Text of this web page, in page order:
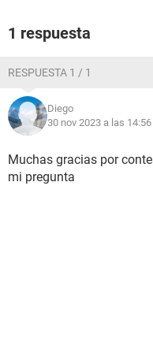
1 respuesta
RESPUESTA 1 / 1
Diego
30 nov 2023 a las 14:56
Muchas gracias por
mi pregunta